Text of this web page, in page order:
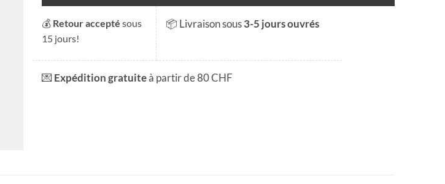
💰 Retour accepté sous
15 jours!
📦 Livraison sous3-5 jours ouvrés
💌Expédition gratuiteà partir de 80 CHF